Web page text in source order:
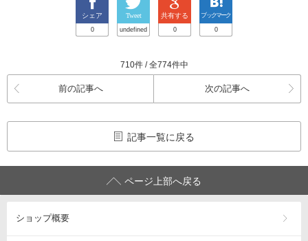
シェア
0
Tweet
undefined
共有する
0
ブックマーク
0
710件 / 全774件中
前の記事へ 次の記事へ
記事一覧に戻る
ページ上部へ戻る
ショップ概要